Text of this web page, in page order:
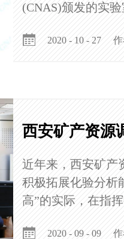
(CNAS)颁发的实
2020 - 10 - 27
西安矿产资源
近年来，西安矿产
积极拓展化验分析
高”的实际，在指
2020 - 09 - 09